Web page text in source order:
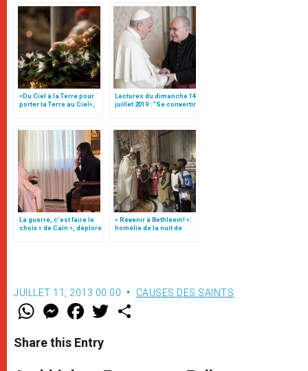
«Du Ciel à la Terre pour
porter la Terre au Ciel»,
Lectures du dimanche 14
juillet 2019 : "Se convertir
La guerre, c’est faire le
choix « de Caïn », déplore
« Revenir à Bethléem! »:
homélie de la nuit de
Noël (texte complet)
JUILLET 11, 2013 00:00 CAUSES DES SAINTS
W
t
s
M
e
s
e
F
a
e
b
w
Share this Entry